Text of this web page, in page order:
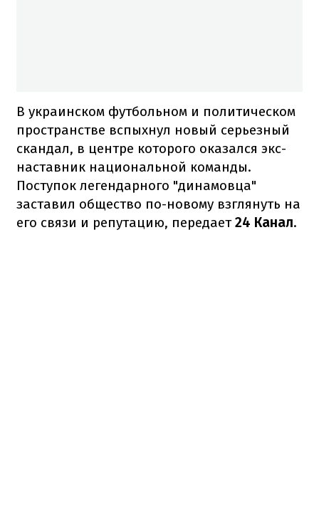
В украинском футбольном и политическом
пространстве вспыхнул новый серьезный
скандал, в центре которого оказался экс-
наставник национальной команды.
Поступок легендарного "динамовца"
заставил общество по-новому взглянуть на
его связи и репутацию, передает24 Канал.